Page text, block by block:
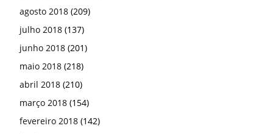
agosto 2018 (209)
julho 2018 (137)
junho 2018 (201)
maio 2018 (218)
abril 2018 (210)
março 2018 (154)
fevereiro 2018 (142)